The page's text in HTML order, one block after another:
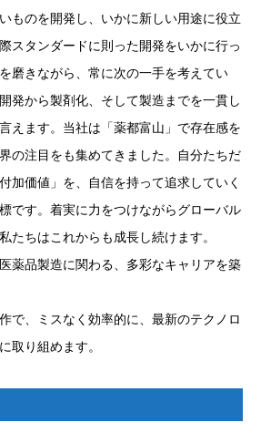
ものを開発し、いかに新しい用途に役立
スタンダードに則った開発をいかに行っ
磨きながら、常に次の一手を考えてい
発から製剤化、そして製造までを一貫し
えます。当社は「薬都富山」で存在感を
の注目をも集めてきました。自分たちだ
加価値」を、自信を持って追求していく
です。着実に力をつけながらグローバル
たちはこれからも成長し続けます。
薬品製造に関わる、多彩なキャリアを築
で、ミスなく効率的に、最新のテクノロ
取り組めます。